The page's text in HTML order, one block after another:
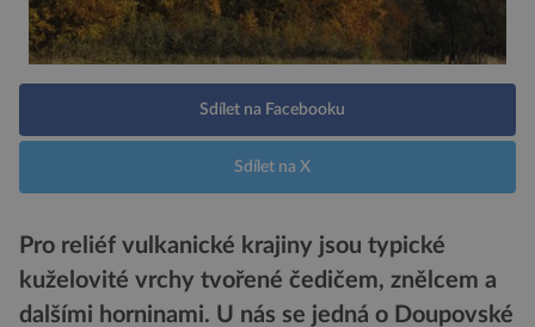
Sdílet na Facebooku
Sdílet na X
Pro reliéf vulkanické krajiny jsou typické
kuželovité vrchy tvořené čedičem, znělcem a
dalšími horninami. U nás se jedná o Doupovské